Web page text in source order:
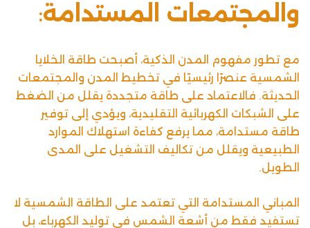
والمجتمعات المستدامة:
مع تطور مفهوم المدن الذكية، أصبحت طاقة الخلايا
الشمسية عنصرًا رئيسيًا في تخطيط المدن والمجتمعات
الحديثة. فالاعتماد على طاقة متجددة يقلل من الضغط
على الشبكات الكهربائية التقليدية، ويؤدي إلى توفير
طاقة مستدامة، مما يرفع كفاءة استهلاك الموارد
الطبيعية ويقلل من تكاليف التشغيل على المدى
الطويل.
المباني المستدامة التي تعتمد على الطاقة الشمسية لا
تستفيد فقط من أشعة الشمس في توليد الكهرباء، بل